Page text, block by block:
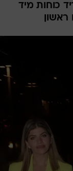
כוחות מיד